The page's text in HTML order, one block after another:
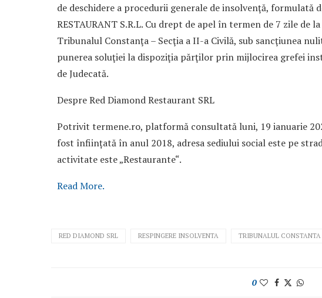
de deschidere a procedurii generale de insolvenţă, formulată
RESTAURANT S.R.L. Cu drept de apel în termen de 7 zile de
Tribunalul Constanţa – Secţia a II-a Civilă, sub sancţiunea
punerea soluţiei la dispoziţia părţilor prin mijlocirea grefei
de Judecată.
Despre Red Diamond Restaurant SRL
Potrivit termene.ro, platformă consultată luni, 19 ianuarie
fost înființată în anul 2018, adresa sediului social este pe
activitate este „Restaurante“.
Read More.
RED DIAMOND SRL RESPINGERE INSOLVENTA TRIBUNALUL CONSTANTA
0